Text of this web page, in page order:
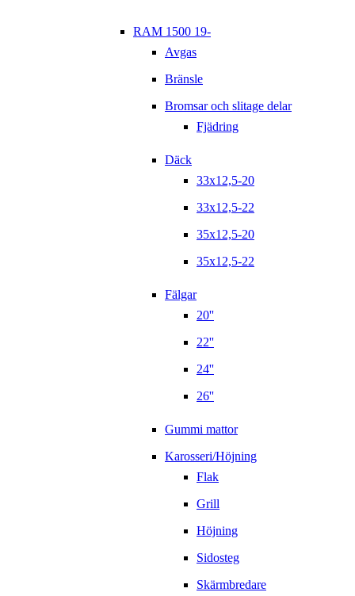
RAM 1500 19-
Avgas
Bränsle
Bromsar och slitage delar
Fjädring
Däck
33x12,5-20
33x12,5-22
35x12,5-20
35x12,5-22
Fälgar
20''
22''
24''
26''
Gummi mattor
Karosseri/Höjning
Flak
Grill
Höjning
Sidosteg
Skärmbredare